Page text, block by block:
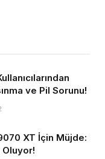
ve Pil Sorunu!
XT İçin Müjde: